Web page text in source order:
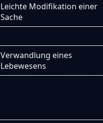
Leichte Modifikation einer
Sache
Verwandlung eines
Lebewesens